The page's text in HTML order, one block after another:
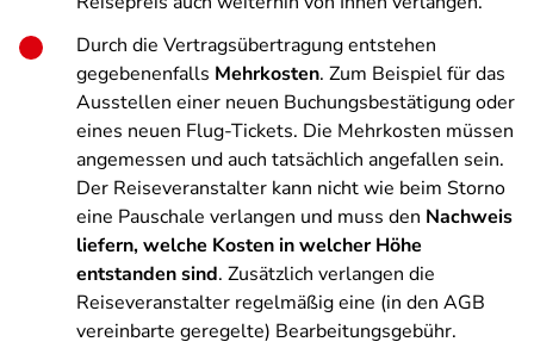
Durch die Vertragsübertragung entstehen
gegebenenfalls Mehrkosten. Zum Beispiel für das
Ausstellen einer neuen Buchungsbestätigung oder
eines neuen Flug-Tickets. Die Mehrkosten müssen
angemessen und auch tatsächlich angefallen sein.
Der Reiseveranstalter kann nicht wie beim Storno
eine Pauschale verlangen und muss den Nachweis
liefern, welche Kosten in welcher Höhe
entstanden sind. Zusätzlich verlangen die
Reiseveranstalter regelmäßig eine (in den AGB
vereinbarte geregelte) Bearbeitungsgebühr.